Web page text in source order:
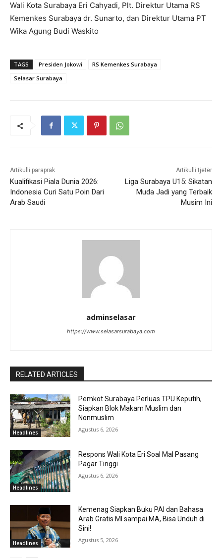
Wali Kota Surabaya Eri Cahyadi, Plt. Direktur Utama RS
Kemenkes Surabaya dr. Sunarto, dan Direktur Utama PT
Wika Agung Budi Waskito
TAGS Presiden Jokowi
RS Kemenkes Surabaya
Selasar Surabaya
Artikulli paraprak
Kualifikasi Piala Dunia 2026:
Indonesia Curi Satu Poin Dari
Arab Saudi
Artikulli tjetër
Liga Surabaya U15: Sikatan
Muda Jadi yang Terbaik
Musim Ini
adminselasar
https://www.selasarsurabaya.com
RELATED ARTICLES
Headlines
Pemkot Surabaya Perluas TPU Keputih,
Siapkan Blok Makam Muslim dan
Nonmuslim
Agustus 6, 2026
Headlines
Respons Wali Kota Eri Soal Mal Pasang
Pagar Tinggi
Agustus 6, 2026
Headlines
Kemenag Siapkan Buku PAI dan Bahasa
Arab Gratis MI sampai MA, Bisa Unduh di
Sini!
Agustus 5, 2026